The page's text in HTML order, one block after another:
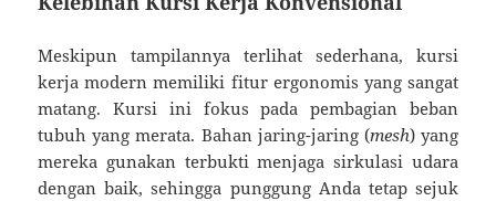
Meskipun tampilannya terlihat sederhana, kursi
kerja modern memiliki fitur ergonomis yang sangat
matang. Kursi ini fokus pada pembagian beban
tubuh yang merata. Bahan jaring-jaring (mesh) yang
mereka gunakan terbukti menjaga sirkulasi udara
dengan baik, sehingga punggung Anda tetap sejuk